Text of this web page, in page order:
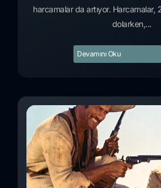
harcamalar da artıyor. Harcamalar,
dolarken,...
Devamını Oku